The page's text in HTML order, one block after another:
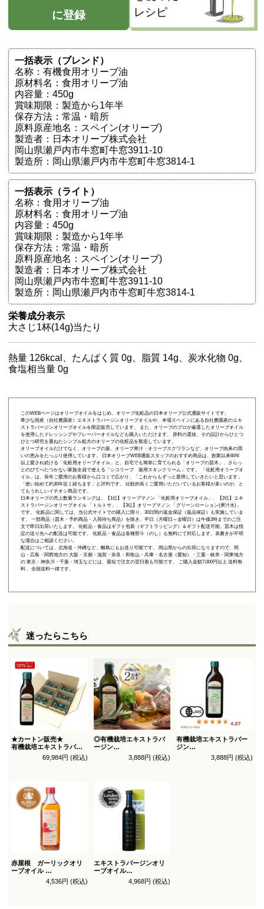
に登録
レシピ
一括表示（ブレンド）
名称：有機食用オリーブ油
原材料名：食用オリーブ油
内容量：450g
賞味期限：製造から1年半
保存方法：常温・暗所
原料原産地名：スペイン(オリーブ)
製造者：日本オリーブ株式会社
岡山県瀬戸内市牛窓町牛窓3911-10
製造所：岡山県瀬戸内市牛窓町牛窓3814-1
一括表示（ライト）
名称：食用オリーブ油
原材料名：食用オリーブ油
内容量：450g
賞味期限：製造から1年半
保存方法：常温・暗所
原料原産地名：スペイン(オリーブ)
製造者：日本オリーブ株式会社
岡山県瀬戸内市牛窓町牛窓3911-10
製造所：岡山県瀬戸内市牛窓町牛窓3814-1
栄養成分表示
大さじ1杯(14g)当たり
熱量 126kcal、たんぱく質 0g、脂質 14g、炭水化物 0g、
食塩相当量 0g
このWEBページはオリーブオイルをはじめ、オリーブ化粧品の日本オリーブ公式通販サイトです。
希少な国産（自社農園産）エキストラバージンオリーブオイルや、本場スペインにある自社農園産のエキ
ストラバージンオリーブオイルを限定販売しています。 また、オリーブのプロが厳選したオリーブオイル
を使用したドレッシングやフレーバーオイルなども購入いただけます。 原料の選抜、その設計からひとつ
ひとつ研究を重ねたシンプル処方のオリーブの化粧品を製造しています。
オリーブオイルだけでなく、オリーブの葉、オリーブ果汁・オリーブスクワランなど、オリーブ由来の潤
いの恵みをたっぷり使用しています。 日本オリーブWEB通販スタッフのおすすめ商品は、創業以来60年
以上愛され続ける「 化粧用オリーブオイル 」と、自宅でも簡単に育てられる「 オリーブの苗木 」、さらっ
とのびてべたつかない家族全員で使える「 シコリーブ 薬用スキンクリーム 」です。 「化粧用オリーブオ
イル」は、長年ご愛用のお客様から口コミで広がり、「これからもずっと愛用していきたいと思います」
「使い始めて約30年近く経ちます」と評判です。 比較的長くご愛用いただいているお客様が多いのが、と
てもうれしいイチオシ商品です。
日本オリーブの売上数量ランキングは、【1位】オリーブマノン 「 化粧用オリーブオイル 」、【2位】 エキ
ストラバージンオリーブオイル 「トルトサ」 、【3位】 オリーブマノン 「グリーンローション(果汁水)」
です。 化粧品に関しては、当公式サイトでの購入に限り、 30日間の返金保証（返品保証）
も実施していま
す。 一部商品（苗木・予約商品・入荷待ち商品）を除き、平日（月曜日～金曜日）は午後2時までのご注
文で即日出荷いたします。 化粧品・食品はギフト包装（ギフトラッピング）＆ギフト配送可能、苗木は指
定の送り先への配送は可能です。 化粧品・食品は各種熨斗（のし）も無料にて対応します。表書きが不明
な場合はご相談ください。
配送については、北海道・沖縄など、離島にもお送り可能です。 岡山県からの出荷になりますので、岡
山・広島・関西地方の 大阪・京都・滋賀・奈良・和歌山・兵庫・名古屋（愛知）・三重・岐阜・関東地方
の 東京・神奈川・千葉・埼玉などには、最短で注文の翌日着も可能です。 ご購入金額7,000円以上 送料無
料 、全国送料一律です。
迷ったらこちら
★カートン販売★
有機栽培エキストラバー
オリーブオイル ブレンド
69,984円 (税込)
◎有機栽培エキストラバ
ージン
オリーブオイル ブレンド
3,888円 (税込)
有機栽培エキストラバー
ジン
オリーブオイル シングル
3,888円 (税込)
赤屋根 ガーリックオリ
ーブオイル
4,536円 (税込)
エキストラバージンオリ
ーブオイル
トルトサ 450g 1本箱入
（スペイン自社農園産）
4,968円 (税込)